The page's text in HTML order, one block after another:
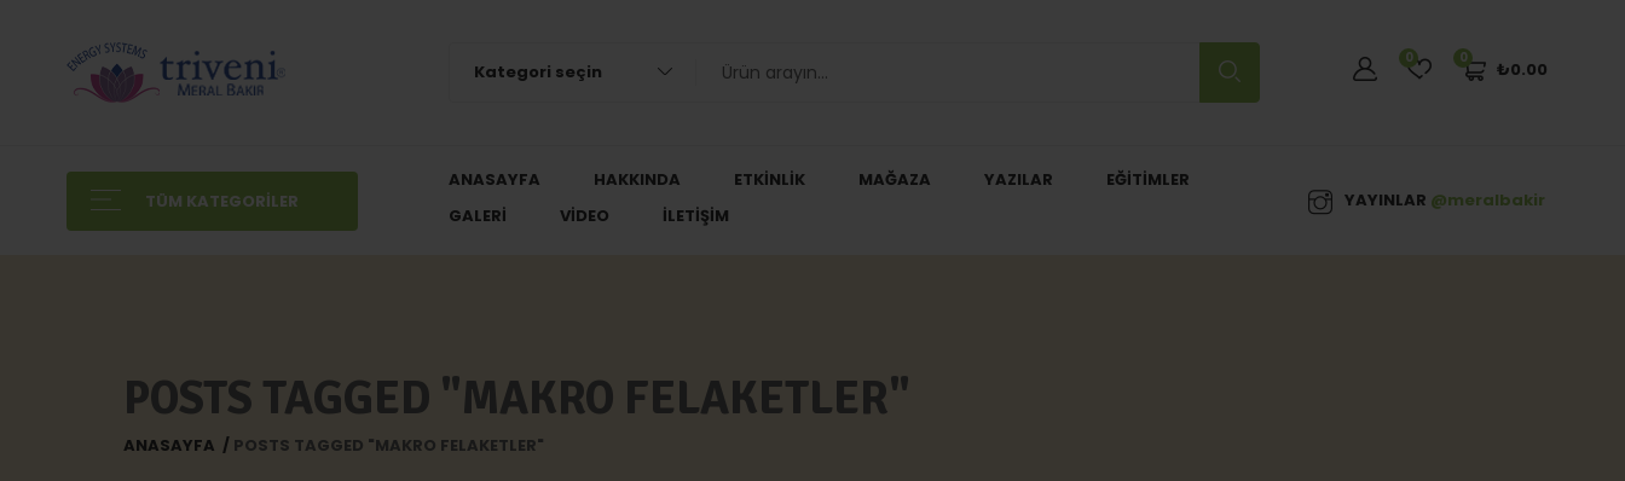
Kategori seçin
0
₺0.00
0
TÜM KATEGORILER
ANASAYFA HAKKINDA ETKINLIK MAĞAZA YAZILAR
EĞITIMLER
GALERI
VIDEO İLETIŞIM
YAYINLAR @meralbakir
POSTS TAGGED "MAKRO FELAKETLER"
ANASAYFA POSTS TAGGED "MAKRO FELAKETLER"